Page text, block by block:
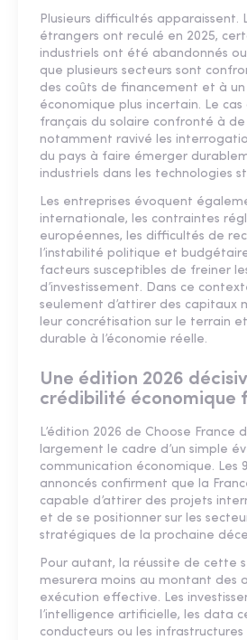
Plusieurs difficultés apparaissent.
étrangers ont reculé en 2025,
industriels ont été abandonnés
que plusieurs secteurs sont
des coûts de financement et à
économique plus incertain. Le
français du solaire confronté à
notamment ravivé les
du pays à faire émerger
industriels dans les technologies
Les entreprises évoquent
internationale, les contraintes
européennes, les difficultés de
l’instabilité politique et
facteurs susceptibles de freiner
d’investissement. Dans ce
seulement d’attirer des capitaux
leur concrétisation sur le terrain
durable à l’économie réelle.
Une édition 2026
crédibilité économique
L’édition 2026 de Choose France
largement le cadre d’un simple
communication économique. Les
annoncés confirment que la
capable d’attirer des projets
et de se positionner sur les
stratégiques de la prochaine
Pour autant, la réussite de cette
mesurera moins au montant des
exécution effective. Les
l’intelligence artificielle, les data
conducteurs ou les